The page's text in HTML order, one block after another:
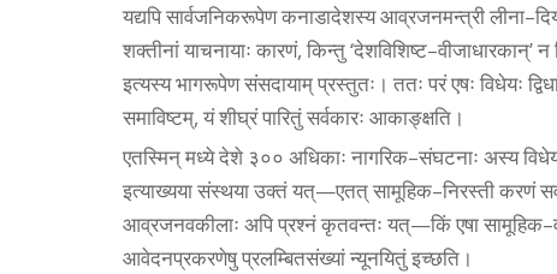
यद्यपि सार्वजनिकरूपेण कनाडादेशस्य आव्रजनमन्त्री
शक्तीनां याचनायाः कारणं, किन्तु ‘देशविशिष्ट–वीजाधारकान्‌’
इत्यस्य भागरूपेण संसदायाम्‌ प्रस्तुतः। ततः परं एषः विधेयः
समाविष्टम्‌, यं शीघ्रं पारितुं सर्वकारः आकाङ्क्षति।
एतस्मिन्‌ मध्ये देशे ३०० अधिकाः नागरिक–संघटनाः अस्य
इत्याख्यया संस्थया उक्तं यत्‌—एतत्‌ सामूहिक–निरस्ती करणं
आव्रजनवकीलाः अपि प्रश्नं कृतवन्तः यत्‌—किं एषा
आवेदनप्रकरणेषु प्रलम्बितसंख्यां न्यूनयितुं इच्छति।